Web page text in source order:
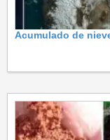
Acumulado de